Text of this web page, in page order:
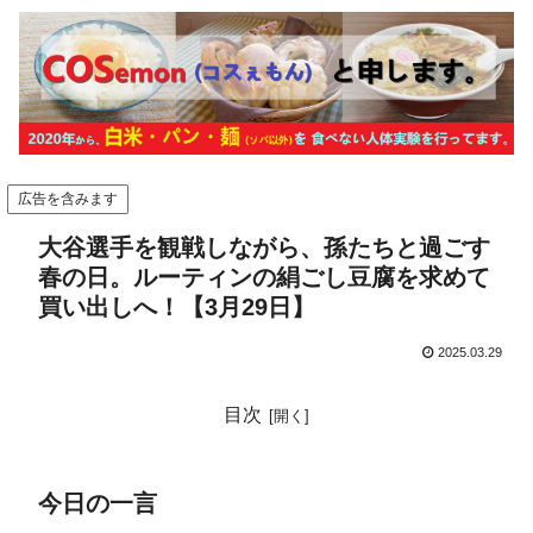
広告を含みます
大谷選手を観戦しながら、孫たちと過ごす
春の日。ルーティンの絹ごし豆腐を求めて
買い出しへ！【3月29日】
2025.03.29
目次
今日の一言